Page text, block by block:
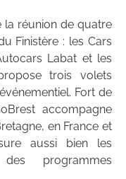
la réunion de quatre
Finistère : les Cars
Labat et les
trois volets
Fort de
accompagne
en France et
aussi bien les
programmes